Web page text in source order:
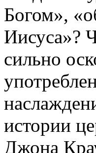
Богом»,
Иисуса»?
сильно
истории
Джона